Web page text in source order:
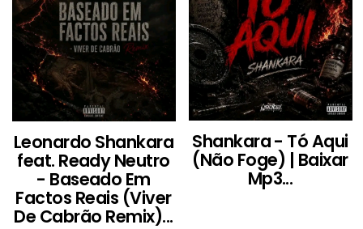
Leonardo Shankara
feat. Ready Neutro
- Baseado Em
Factos Reais (Viver
De Cabrão Remix)...
Shankara - Tó Aqui
(Não Foge) | Baixar
Mp3...